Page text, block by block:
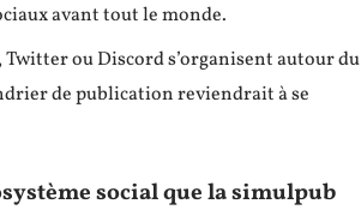
avant tout le monde.
ou Discord s’organisent autour du
de publication reviendrait à se
social que la simulpub